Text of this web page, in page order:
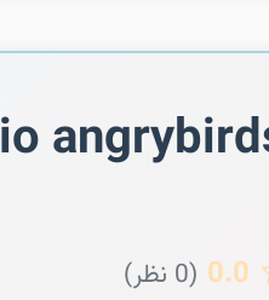
0.0 (0 نظر)